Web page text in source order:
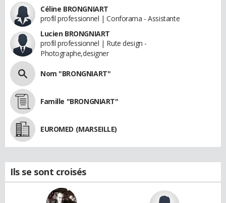
Céline BRONGNIART
profil professionnel | Conforama - Assistante
Lucien BRONGNIART
profil professionnel | Rute design -
Photographe,designer
Nom "BRONGNIART"
Famille "BRONGNIART"
EUROMED (MARSEILLE)
Ils se sont croisés